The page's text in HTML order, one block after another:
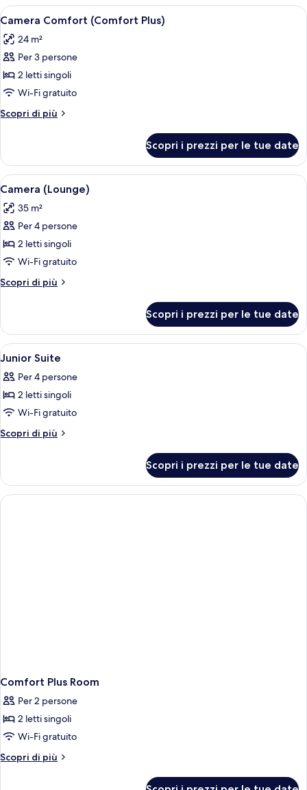
Apri
tutte
le
foto
per
Camera
Comfort
(Comfort
Una camera d'albergo con un
8
Camera Comfort (Comfort Plus)
24 m²
Per 3 persone
2 letti singoli
Wi-Fi gratuito
Scopri di più
Altri
Comfort
(Comfort
Plus)
Scopri i prezzi per le tue date
Apri
tutte
le
foto
per
Camera
(Lounge)
Camera d'albergo con un letto
5
Camera (Lounge)
35 m²
Per 4 persone
2 letti singoli
Wi-Fi gratuito
Scopri di più
Altri
(Lounge)
Scopri i prezzi per le tue date
Apri
tutte
le
foto
per
Junior
Doccia, soffione a pioggia,
1
Junior Suite
Per 4 persone
2 letti singoli
Wi-Fi gratuito
Scopri di più
Altri
Suite
Scopri i prezzi per le tue date
Comfort Plus Room
Per 2 persone
2 letti singoli
Wi-Fi gratuito
Scopri di più
Altri